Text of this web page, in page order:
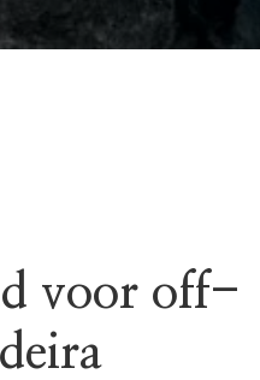
voor off-